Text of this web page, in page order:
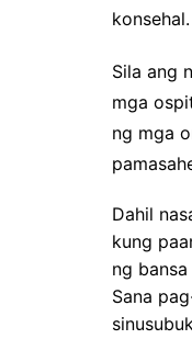
konsehal.
Sila ang
mga
ng mga
Dahil
kung
ng
Sana